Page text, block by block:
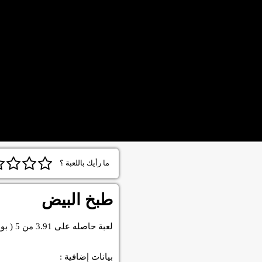
ما رأيك باللعبة ؟
طبخ البيض
لعبة حاصله على 3.91 من 5
(
بيانات إضافية :